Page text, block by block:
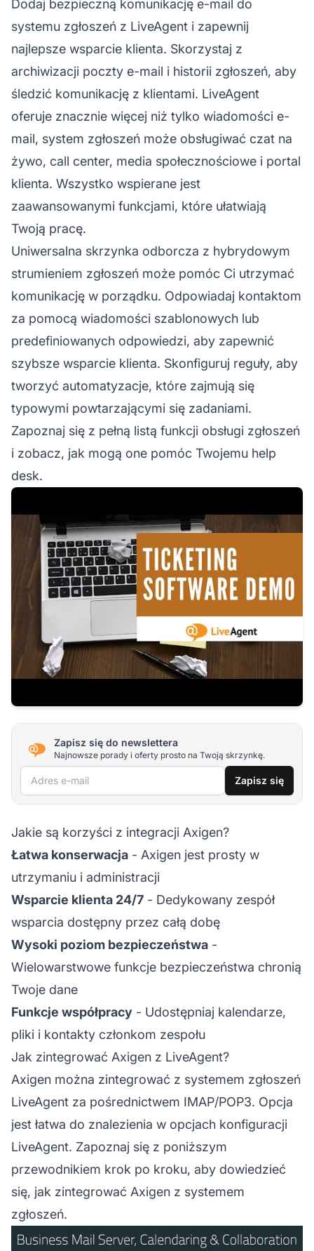
Dodaj bezpieczną komunikację e-mail do
systemu zgłoszeń z LiveAgent i zapewnij
najlepsze wsparcie klienta. Skorzystaj z
archiwizacji poczty e-mail i historii zgłoszeń, aby
śledzić komunikację z klientami. LiveAgent
oferuje znacznie więcej niż tylko wiadomości e-
mail, system zgłoszeń może obsługiwać czat na
żywo, call center, media społecznościowe i portal
klienta. Wszystko wspierane jest
zaawansowanymi funkcjami, które ułatwiają
Twoją pracę.
Uniwersalna skrzynka odborcza z hybrydowym
strumieniem zgłoszeń może pomóc Ci utrzymać
komunikację w porządku. Odpowiadaj kontaktom
za pomocą wiadomości szablonowych lub
predefiniowanych odpowiedzi, aby zapewnić
szybsze wsparcie klienta. Skonfiguruj reguły, aby
tworzyć automatyzacje, które zajmują się
typowymi powtarzającymi się zadaniami.
Zapoznaj się z pełną listą funkcji obsługi zgłoszeń
i zobacz, jak mogą one pomóc Twojemu help
desk.
Zapisz się do newslettera
Najnowsze porady i oferty prosto na Twoją skrzynkę.
Adres e-mail Zapisz się
Jakie są korzyści z integracji Axigen?
Łatwa konserwacja - Axigen jest prosty w
utrzymaniu i administracji
Wsparcie klienta 24/7 - Dedykowany zespół
wsparcia dostępny przez całą dobę
Wysoki poziom bezpieczeństwa -
Wielowarstwowe funkcje bezpieczeństwa chronią
Twoje dane
Funkcje współpracy - Udostępniaj kalendarze,
pliki i kontakty członkom zespołu
Jak zintegrować Axigen z LiveAgent?
Axigen można zintegrować z systemem zgłoszeń
LiveAgent za pośrednictwem IMAP/POP3. Opcja
jest łatwa do znalezienia w opcjach konfiguracji
LiveAgent. Zapoznaj się z poniższym
przewodnikiem krok po kroku, aby dowiedzieć
się, jak zintegrować Axigen z systemem
zgłoszeń.